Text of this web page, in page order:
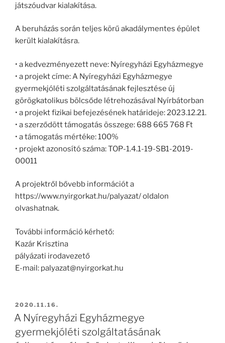
játszóudvar kialakítása.
A beruházás során teljes körű akadálymentes épület
került kialakításra.
• a kedvezményezett neve: Nyíregyházi Egyházmegye
• a projekt címe: A Nyíregyházi Egyházmegye
gyermekjóléti szolgáltatásának fejlesztése új
görögkatolikus bölcsőde létrehozásával Nyírbátorban
• a projekt fizikai befejezésének határideje: 2023.12.21.
• a szerződött támogatás összege: 688 665 768 Ft
• a támogatás mértéke: 100%
• projekt azonosító száma: TOP-1.4.1-19-SB1-2019-
00011
A projektről bővebb információt a
https://www.nyirgorkat.hu/palyazat/ oldalon
olvashatnak.
További információ kérhető:
Kazár Krisztina
pályázati irodavezető
E-mail: palyazat@nyirgorkat.hu
BEKÜLDVE:
2020.11.16.
A Nyíregyházi Egyházmegye
gyermekjóléti szolgáltatásának